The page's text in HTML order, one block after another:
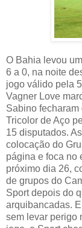
O Bahia levou
6 a 0, na noite
jogo válido pela
Vagner Love
Sabino fecharam
Tricolor de Aço
15 disputados.
colocação do
página e foca no
próximo dia 26,
de grupos do
Sport depois do
arquibancadas.
sem levar perigo